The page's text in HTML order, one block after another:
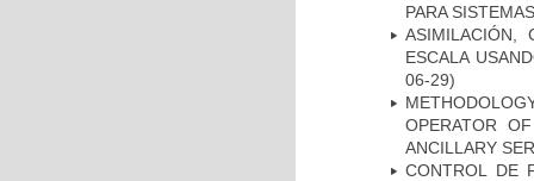
PARA
ASIMILACIÓN,
ESCALA
06-29)
OPERATOR
ANCILLARY
CONTROL DE